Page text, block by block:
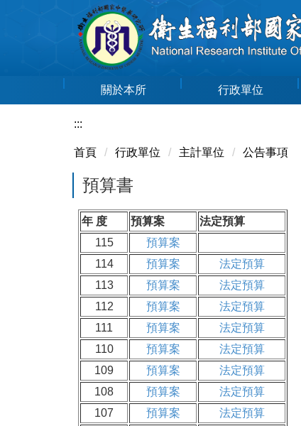
關於本所 行政單位
:::
首頁 行政單位 主計單位 公告事項
預算書
年 度 預算案
法定預算
115
預算案
114
預算案
法定預算
113
預算案
法定預算
112
預算案
法定預算
111
預算案
法定預算
110
預算案
法定預算
109
預算案
法定預算
108
預算案
法定預算
107
預算案
法定預算